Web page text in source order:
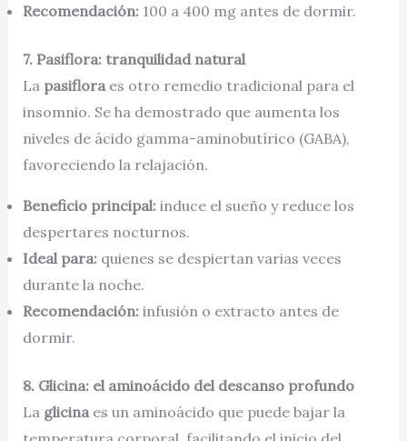
Recomendación:100 a 400 mg antes de dormir.
7. Pasiflora: tranquilidad natural
La pasifloraes otro remedio tradicional para el
insomnio. Se ha demostrado que aumenta los
niveles de ácido gamma-aminobutírico (GABA),
favoreciendo la relajación.
Beneficio principal:induce el sueño y reduce los
despertares nocturnos.
Ideal para:quienes se despiertan varias veces
durante la noche.
Recomendación:infusión o extracto antes de
dormir.
8. Glicina: el aminoácido del descanso profundo
La glicinaes un aminoácido que puede bajar la